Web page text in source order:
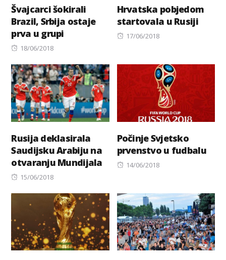
Švajcarci šokirali
Brazil, Srbija ostaje
prva u grupi
Posted
18/06/2018
Hrvatska pobjedom
startovala u Rusiji
Posted
17/06/2018
Rusija deklasirala
Saudijsku Arabiju na
otvaranju Mundijala
Posted
15/06/2018
Počinje Svjetsko
prvenstvo u fudbalu
Posted
14/06/2018